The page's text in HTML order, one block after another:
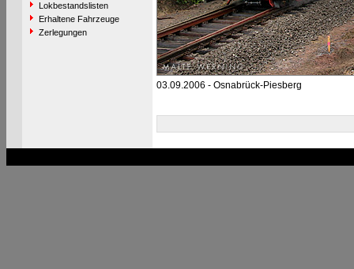
Lokbestandslisten
Erhaltene Fahrzeuge
Zerlegungen
03.09.2006 - Osnabrück-Piesberg